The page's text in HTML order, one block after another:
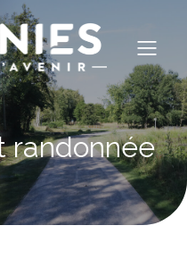
randonnée